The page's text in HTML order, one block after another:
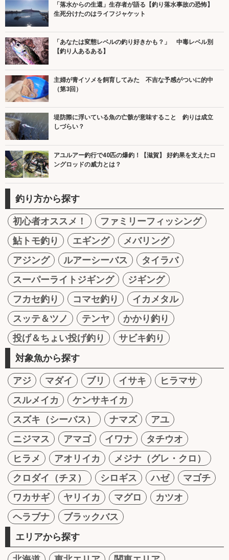
「落水からの生還」生存者が語る【釣り落水事故の恐怖】
生死分けたのはライフジャケット
「あなたは変態レベルの釣り好きかも？」 中毒レベル別
【釣り人あるある】
主婦が青イソメを飼育してみた 不吉な予感がついに的中
（第3回）
堤防際に浮いている魚の亡骸が意味すること 釣りは成立
しづらい？
アユルアー釣行で40匹の爆釣！【滋賀】 好釣果を支えたロ
ングロッドの威力とは？
釣り方から探す
初心者オススメ！
ファミリーフィッシング
鮎トモ釣り
エギング
メバリング
アジング
ルアーシーバス
タイラバ
スーパーライトジギング
ジギング
フカセ釣り
コマセ釣り
イカメタル
スッテ＆ツノ
テンヤ
かかり釣り
投げ＆ちょい投げ釣り
サビキ釣り
対象魚から探す
アジ マダイ ブリ イサキ
ヒラマサ
スルメイカ
ケンサキイカ
スズキ（シーバス）
ナマズ
アユ
ニジマス
アマゴ イワナ
タチウオ
ヒラメ
アオリイカ
メジナ（グレ・クロ）
クロダイ（チヌ）
シロギス ハゼ
マゴチ
ワカサギ
ヤリイカ マグロ
カツオ
ヘラブナ
ブラックバス
エリアから探す